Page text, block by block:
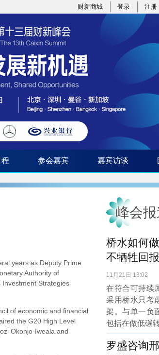
财新商城 登录 注册
参会嘉宾 嘉宾访谈
years as Deputy Prime
Authority of
Strategies
of economic and financial
the G20 High Level
Okonjo-Iweala and
峰会报
桥水如何
不牺牲回
11月21日 13:02
在符合可持续
采用桥水只考
架。与单一负
包括在做低碳
罗盛咨询